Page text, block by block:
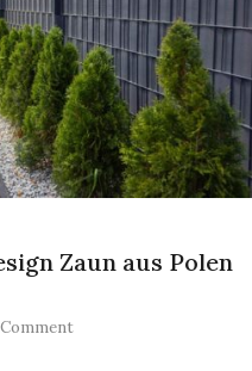
Zaun aus Polen
on